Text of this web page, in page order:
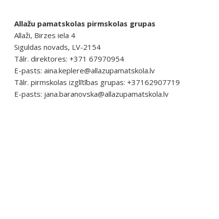
Allažu pamatskolas pirmskolas grupas
Allaži, Birzes iela 4
Siguldas novads, LV-2154
Tālr. direktores: +371 67970954
E-pasts: aina.keplere@allazupamatskola.lv
Tālr. pirmskolas izglītības grupas: +37162907719
E-pasts: jana.baranovska@allazupamatskola.lv